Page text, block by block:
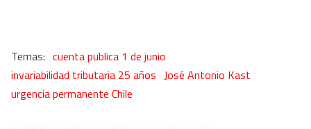
cuenta publica 1 de junio
invariabilidad tributaria 25 años José Antonio Kast
urgencia permanente Chile